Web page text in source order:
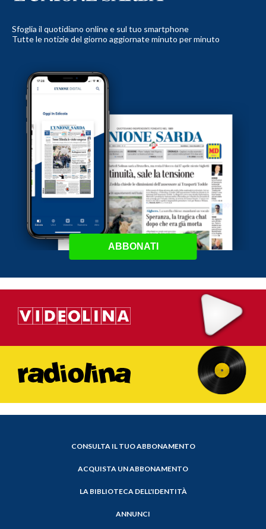
Sfoglia il quotidiano online e sul tuo smartphone
Tutte le notizie del giorno aggiornate minuto per minuto
ABBONATI
CONSULTA IL TUO ABBONAMENTO
ACQUISTA UN ABBONAMENTO
LA BIBLIOTECA DELL'IDENTITÀ
ANNUNCI